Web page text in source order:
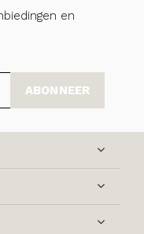
en
ABONNEER